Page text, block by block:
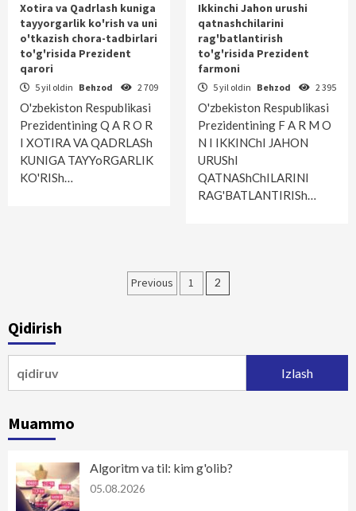
Xotira va Qadrlash kuniga
tayyorgarlik ko'rish va uni
o'tkazish chora-tadbirlari
to'g'risida Prezident
qarori
5 yil oldin Behzod 2 709
O'zbekiston Respublikasi
Prezidentining Q A R O R
I XOTIRA VA QADRLASh
KUNIGA TAYYoRGARLIK
KO'RISh…
Ikkinchi Jahon urushi
qatnashchilarini
rag'batlantirish
to'g'risida Prezident
farmoni
5 yil oldin Behzod 2 395
O'zbekiston Respublikasi
Prezidentining F A R M O
N I IKKINChI JAHON
URUShI
QATNAShChILARINI
RAG'BATLANTIRISh…
Maqolalar
Previous 1 2
Qidirish
Muammo
Algoritm va til: kim g'olib?
05.08.2026